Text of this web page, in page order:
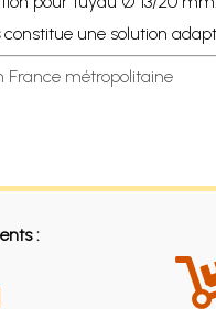
constitue une solution
France métropolitaine
: